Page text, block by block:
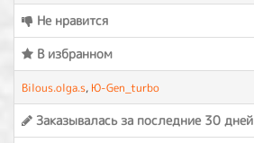
Не нравится
В избранном
Bilous.olga.s, Ю-Gen_turbo
Заказывалась за последние 30 дней